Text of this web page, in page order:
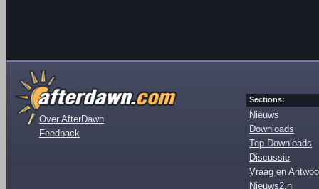
Over AfterDawn
Feedback
Sections:
Nieuws
Downloads
Top Downloads
Discussie
Vraag en
Nieuws2.nl